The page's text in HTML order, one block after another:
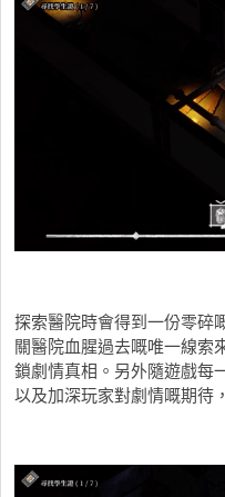
探索醫院時會得到一份零碎
關醫院血腥過去嘅唯一線索
鎖劇情真相。另外隨遊戲每
以及加深玩家對劇情嘅期待